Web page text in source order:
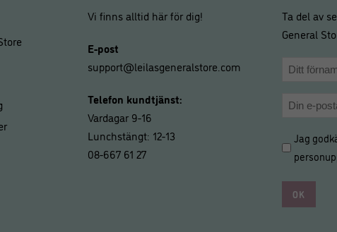
Vi finns alltid här för dig!
E-post
support@leilasgeneralstore.com
Telefon kundtjänst:
Vardagar 9-16
Lunchstängt: 12-13
08-667 61 27
Ta del av
General
Namn
E-
Hantering
av
*
Jag